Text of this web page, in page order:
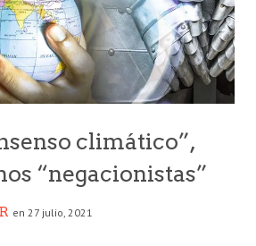
climático”,
“negacionistas”
en 27 julio, 2021